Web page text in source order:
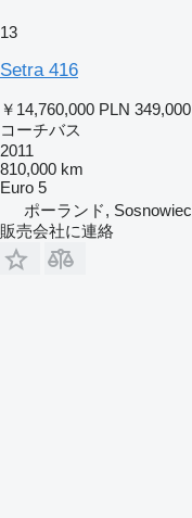
13
Setra 416
￥14,760,000 PLN 349,000
コーチバス
2011
810,000 km
Euro 5
ポーランド, Sosnowiec
販売会社に連絡